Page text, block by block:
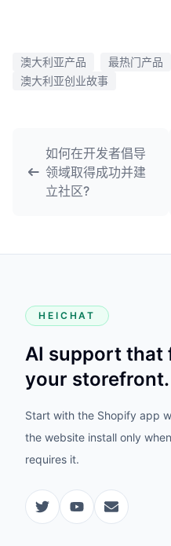
澳大利亚产品 最热门产品
澳大利亚创业故事
如何在开发者倡导
领域取得成功并建
立社区?
HEICHAT
AI support that
your storefront.
Start with the Shopify app
the website install only
requires it.